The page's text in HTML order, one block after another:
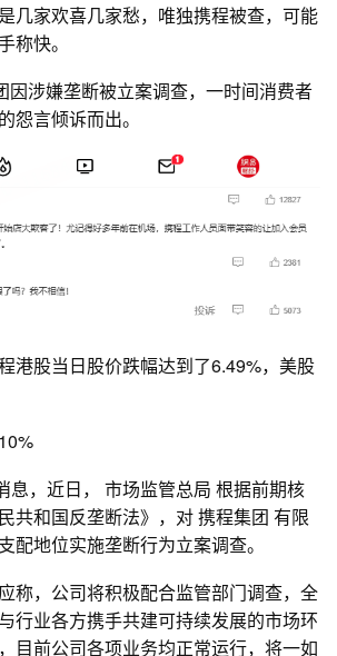
几家欢喜几家愁，唯独携程被查，可能
称快。
因涉嫌垄断被立案调查，一时间消费者
怨言倾诉而出。
港股当日股价跌幅达到了6.49%，美股
息，近日， 市场监管总局 根据前期核
共和国反垄断法》，对 携程集团 有限
配地位实施垄断行为立案调查。
称，公司将积极配合监管部门调查，全
行业各方携手共建可持续发展的市场环
目前公司各项业务均正常运行，将一如